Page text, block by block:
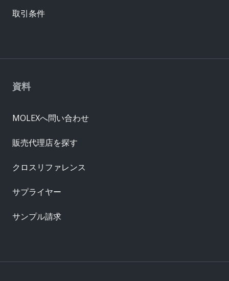
資料
MOLEXへ問い合わせ
販売代理店を探す
クロスリファレンス
サプライヤー
サンプル請求
取引条件